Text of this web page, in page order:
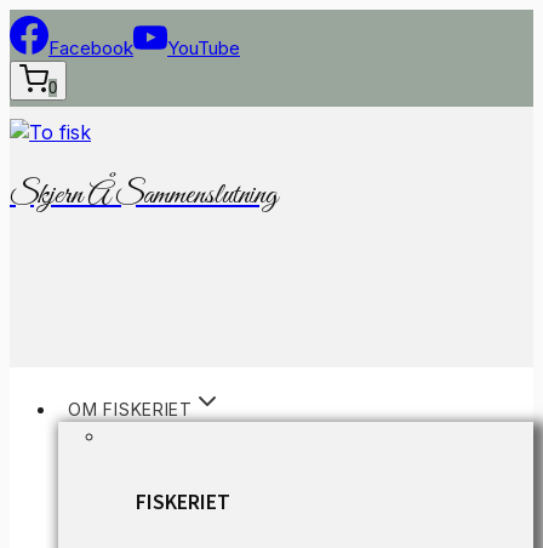
Fortsæt
til
indhold
Facebook YouTube
0
Skjern Å Sammenslutning
OM FISKERIET
FISKERIET